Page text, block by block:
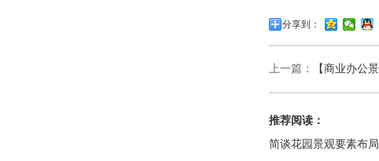
分享到：
上一篇： 【商业办公
推荐阅读：
简谈花园景观要素布局